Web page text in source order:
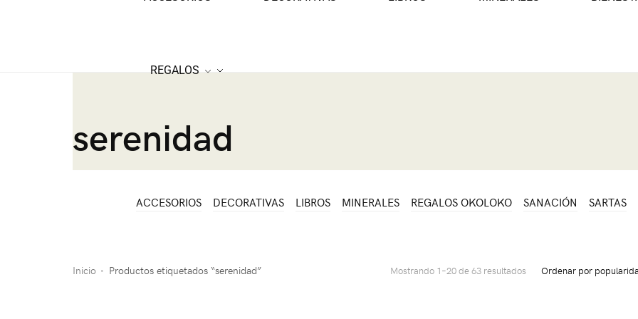
REGALOS
serenidad
ACCESORIOS DECORATIVAS LIBROS MINERALES REGALOS OKOLOKO SANACIÓN SARTAS
Inicio • Productos etiquetados “serenidad” Mostrando 1–20 de 63 resultados